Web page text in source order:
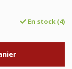
En stock (4)